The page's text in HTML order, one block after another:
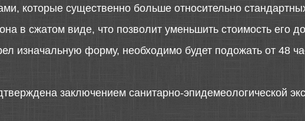
которые существенно больше относительно
в сжатом виде, что позволит уменьшить стоимость его
изначальную форму, необходимо будет подожать от 48
заключением санитарно-эпидемеологической